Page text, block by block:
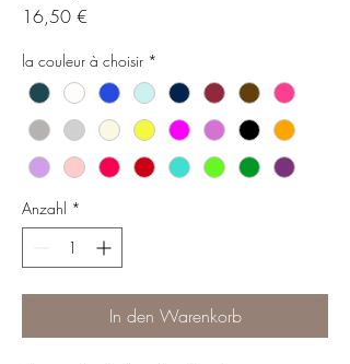
16,50 €
la couleur à choisir *
Anzahl *
In den Warenkorb